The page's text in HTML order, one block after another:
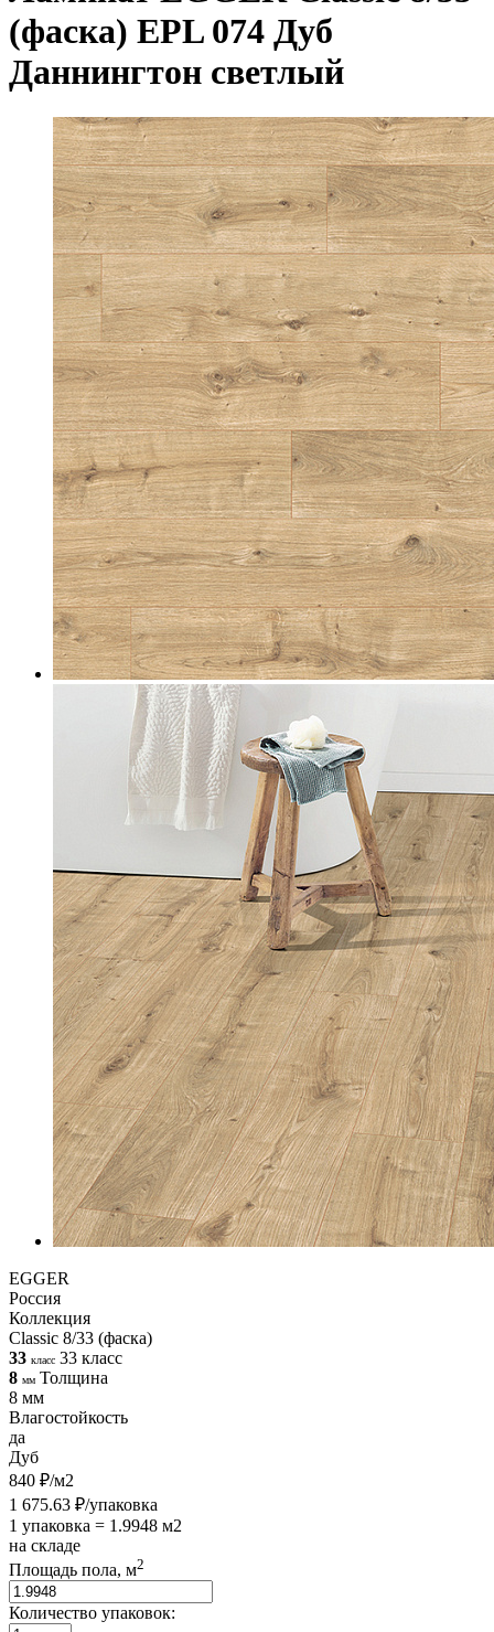
(фаска) EPL 074 Дуб
Даннингтон светлый
EGGER
Россия
Коллекция
Classic 8/33 (фаска)
33 класс 33 класс
8 мм Толщина
8 мм
Влагостойкость
да
Дуб
840 ₽/м2
1 675.63 ₽/упаковка
1 упаковка = 1.9948 м2
на складе
Площадь пола, м2
Количество упаковок: